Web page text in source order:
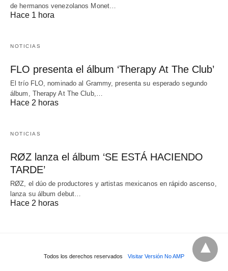
de hermanos venezolanos Monet…
Hace 1 hora
NOTICIAS
FLO presenta el álbum ‘Therapy At The Club’
El trío FLO, nominado al Grammy, presenta su esperado segundo
álbum, Therapy At The Club,…
Hace 2 horas
NOTICIAS
RØZ lanza el álbum ‘SE ESTÁ HACIENDO
TARDE’
RØZ, el dúo de productores y artistas mexicanos en rápido ascenso,
lanza su álbum debut…
Hace 2 horas
Todos los derechos reservados Visitar Versión No AMP